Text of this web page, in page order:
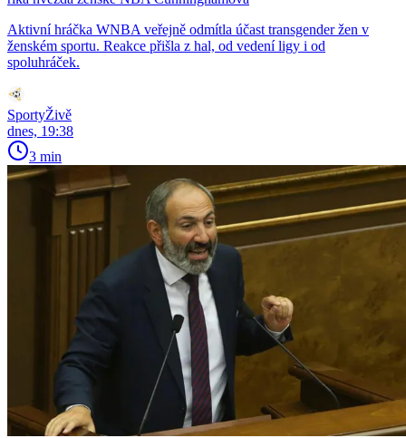
Aktivní hráčka WNBA veřejně odmítla účast transgender žen v
ženském sportu. Reakce přišla z hal, od vedení ligy i od
spoluhráček.
SportyŽivě
dnes, 19:38
3 min